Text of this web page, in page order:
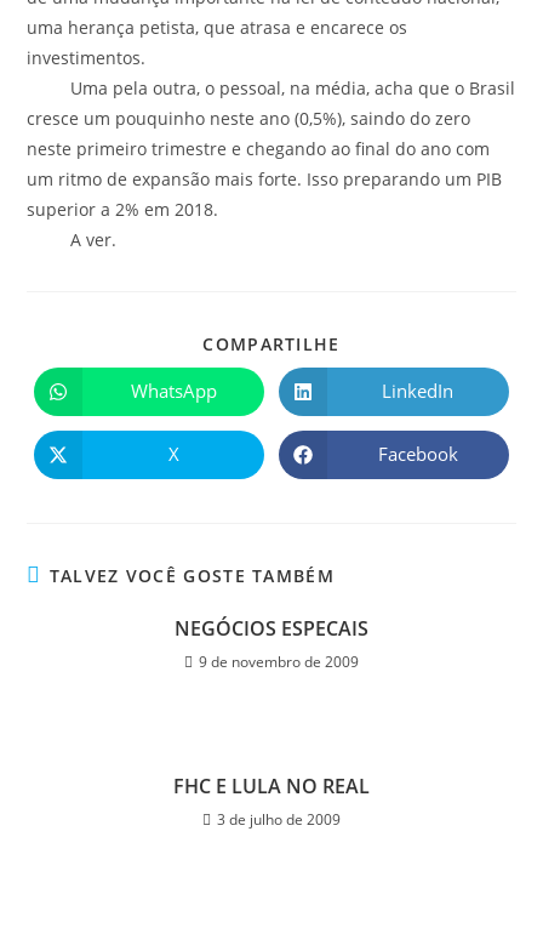
uma herança petista, que atrasa e encarece os
investimentos.
Uma pela outra, o pessoal, na média, acha que o Brasil
cresce um pouquinho neste ano (0,5%), saindo do zero
neste primeiro trimestre e chegando ao final do ano com
um ritmo de expansão mais forte. Isso preparando um PIB
superior a 2% em 2018.
A ver.
COMPARTILHE
WhatsApp LinkedIn
X Facebook
TALVEZ VOCÊ GOSTE TAMBÉM
NEGÓCIOS ESPECAIS
9 de novembro de 2009
FHC E LULA NO REAL
3 de julho de 2009